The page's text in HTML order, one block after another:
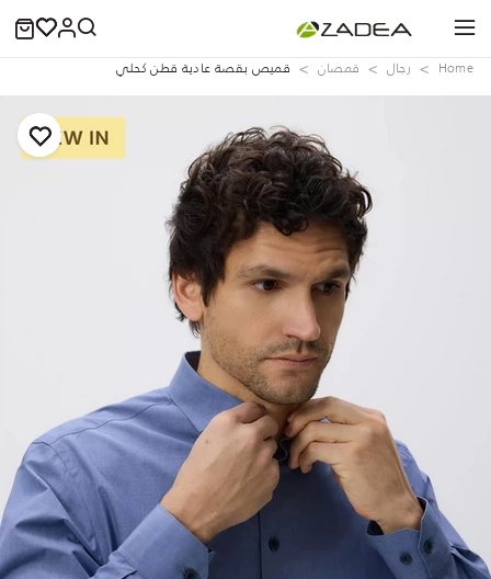
Home رجال قمصان قميص بقصة عادية قطن كحلي